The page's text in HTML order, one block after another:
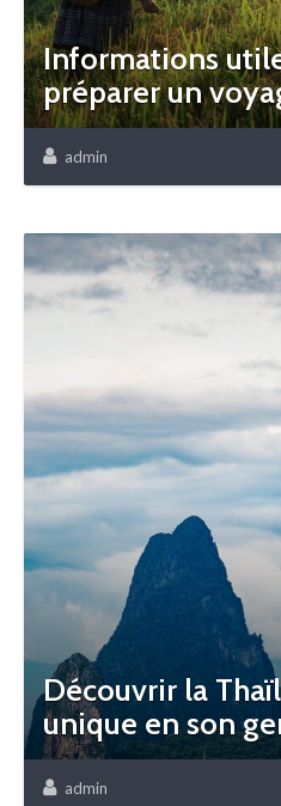
Informations
préparer un
admin
Découvrir la
unique en son
admin